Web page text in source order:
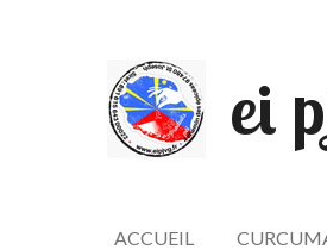
ei
ACCUEIL